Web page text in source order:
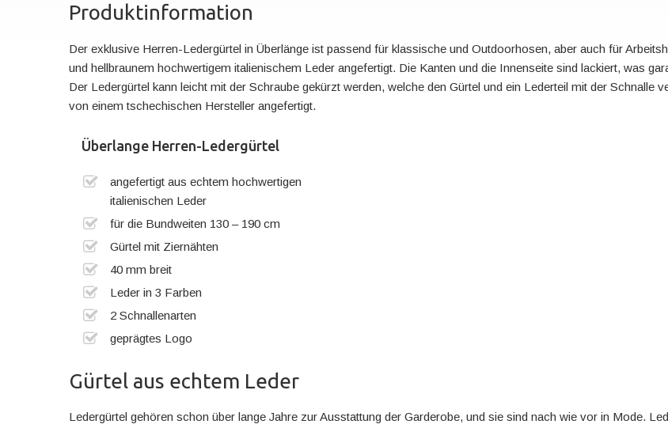
Produktinformation
Der exklusive Herren-Ledergürtel in Überlänge ist passend für klassische und Outdoorhosen, aber auch für
und hellbraunem hochwertigem italienischem Leder angefertigt. Die Kanten und die Innenseite sind lackiert, was
Der Ledergürtel kann leicht mit der Schraube gekürzt werden, welche den Gürtel und ein Lederteil mit der Schnalle
von einem tschechischen Hersteller angefertigt.
Überlange Herren-Ledergürtel
angefertigt aus echtem hochwertigen
italienischen Leder
für die Bundweiten 130 – 190 cm
Gürtel mit Ziernähten
40 mm breit
Leder in 3 Farben
2 Schnallenarten
geprägtes Logo
Gürtel aus echtem Leder
Ledergürtel gehören schon über lange Jahre zur Ausstattung der Garderobe, und sie sind nach wie vor in Mode.